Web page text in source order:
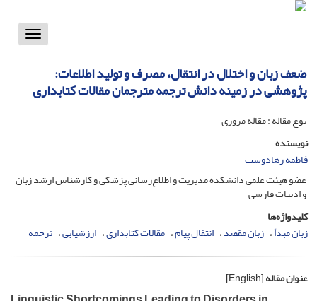
Toggle
ضعف زبان و اختلال در انتقال، مصرف و تولید اطلاعات:
پژوهشی در زمینه دانش ترجمه مترجمان مقالات کتابداری
نوع مقاله : مقاله مروری
نویسنده
فاطمه رهادوست
عضو هیئت علمی دانشکده مدیریت و اطلاع‌رسانی پزشکی و کارشناس ارشد زبان
و ادبیات فارسی
کلیدواژه‌ها
زبان مبدأ زبان مقصد انتقال پیام مقالات کتابداری ارزشیابی ترجمه
عنوان مقاله[English]